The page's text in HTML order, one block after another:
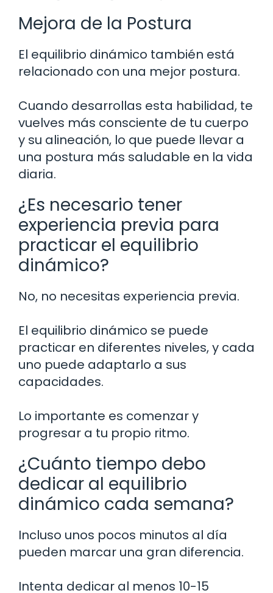
Mejora de la Postura
El equilibrio dinámico también está
relacionado con una mejor postura.
Cuando desarrollas esta habilidad, te
vuelves más consciente de tu cuerpo
y su alineación, lo que puede llevar a
una postura más saludable en la vida
diaria.
¿Es necesario tener
experiencia previa para
practicar el equilibrio
dinámico?
No, no necesitas experiencia previa.
El equilibrio dinámico se puede
practicar en diferentes niveles, y cada
uno puede adaptarlo a sus
capacidades.
Lo importante es comenzar y
progresar a tu propio ritmo.
¿Cuánto tiempo debo
dedicar al equilibrio
dinámico cada semana?
Incluso unos pocos minutos al día
pueden marcar una gran diferencia.
Intenta dedicar al menos 10-15